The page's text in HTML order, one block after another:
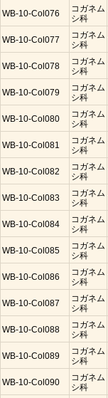
WB-10-Col076
コガネム
シ科
WB-10-Col077
コガネム
シ科
WB-10-Col078
コガネム
シ科
WB-10-Col079
コガネム
シ科
WB-10-Col080
コガネム
シ科
WB-10-Col081
コガネム
シ科
WB-10-Col082
コガネム
シ科
WB-10-Col083
コガネム
シ科
WB-10-Col084
コガネム
シ科
WB-10-Col085
コガネム
シ科
WB-10-Col086
コガネム
シ科
WB-10-Col087
コガネム
シ科
WB-10-Col088
コガネム
シ科
WB-10-Col089
コガネム
シ科
WB-10-Col090
コガネム
シ科